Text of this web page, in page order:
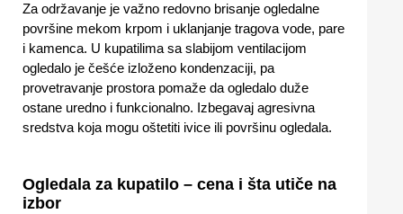
Za održavanje je važno redovno brisanje ogledalne
površine mekom krpom i uklanjanje tragova vode, pare
i kamenca. U kupatilima sa slabijom ventilacijom
ogledalo je češće izloženo kondenzaciji, pa
provetravanje prostora pomaže da ogledalo duže
ostane uredno i funkcionalno. Izbegavaj agresivna
sredstva koja mogu oštetiti ivice ili površinu ogledala.
Ogledala za kupatilo – cena i šta utiče na
izbor